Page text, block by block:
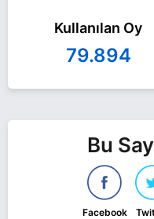
Kullanılan Oy
79.894
Bu
Facebook